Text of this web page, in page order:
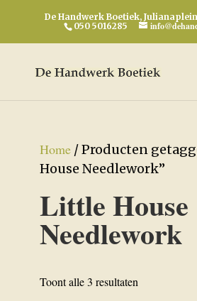
De Handwerk Boetiek, Julianaplein
050 5016285
Home/ Producten
House Needlework”
Little House
Needlework
Toont alle 3 resultatenGesorteerd